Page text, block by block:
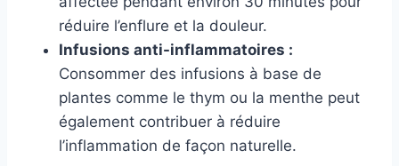
réduire l’enflure et la douleur.
Infusions anti-inflammatoires :
Consommer des infusions à base de
plantes comme le thym ou la menthe peut
également contribuer à réduire
l’inflammation de façon naturelle.